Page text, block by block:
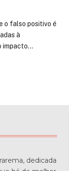
o falso positivo é
à
impacto…
dedicada